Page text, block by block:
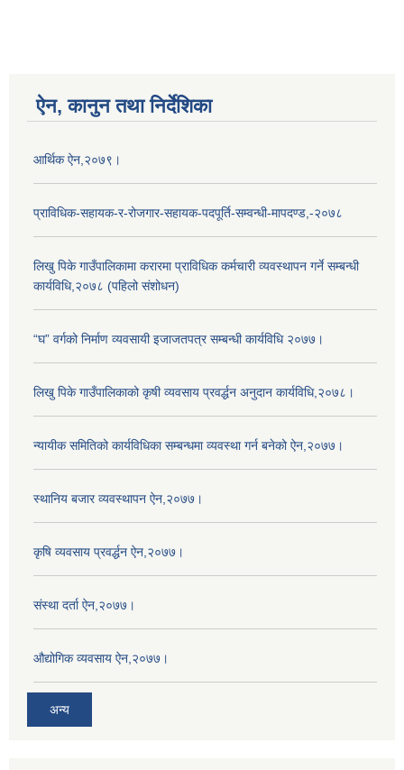
ऐन, कानुन तथा निर्देशिका
आर्थिक ऐन,२०७९।
प्राविधिक-सहायक-र-रोजगार-सहायक-पदपूर्ति-सम्वन्धी-मापदण्ड,-२०७८
लिखु पिके गाउँपालिकामा करारमा प्राविधिक कर्मचारी व्यवस्थापन गर्ने सम्बन्धी
कार्यविधि,२०७८ (पहिलो संशोधन)
“घ” वर्गको निर्माण व्यवसायी इजाजतपत्र सम्बन्धी कार्यविधि २०७७।
लिखु पिके गाउँपालिकाको कृषी व्यवसाय प्रवर्द्धन अनुदान कार्यविधि,२०७८।
न्यायीक समितिको कार्यविधिका सम्बन्धमा व्यवस्था गर्न बनेको ऐन,२०७७।
स्थानिय बजार व्यवस्थापन ऐन,२०७७।
कृषि व्यवसाय प्रवर्द्धन ऐन,२०७७।
संस्था दर्ता ऐन,२०७७।
औद्योगिक व्यवसाय ऐन,२०७७।
अन्य